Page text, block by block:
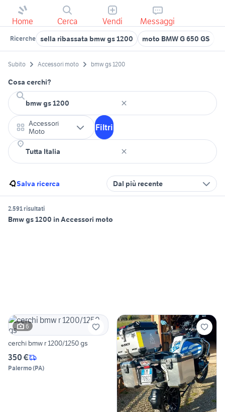
Home Cerca Vendi Messaggi
Ricerche sella ribassata bmw gs 1200 moto BMW G 650 GS
Subito Accessori moto bmw gs 1200
Cosa cerchi?
Accessori
Moto
Filtri
Salva ricerca Dal più recente
2.591 risultati
Bmw gs 1200 in Accessori moto
6
cerchi bmw r 1200/1250 gs
350 €
Palermo(PA)